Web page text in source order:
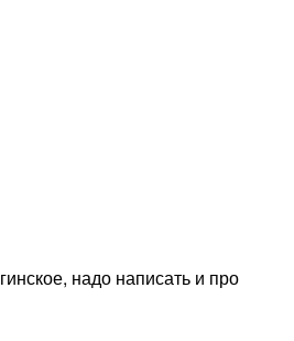
надо написать и про